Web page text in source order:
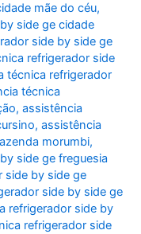
mãe do céu,
side ge cidade
side by side ge
refrigerador side
técnica refrigerador
técnica
,assistência
,assistência
morumbi,
side ge freguesia
side by side ge
side by side ge
refrigerador side by
refrigerador side